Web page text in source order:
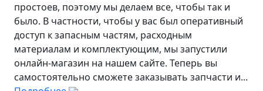
простоев, поэтому мы делаем все, чтобы так и
было. В частности, чтобы у вас был оперативный
доступ к запасным частям, расходным
материалам и комплектующим, мы запустили
онлайн-магазин на нашем сайте. Теперь вы
самостоятельно сможете заказывать запчасти и...